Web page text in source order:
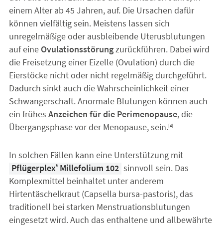
einem Alter ab 45 Jahren, auf. Die Ursachen dafür
können vielfältig sein. Meistens lassen sich
unregelmäßige oder ausbleibende Uterusblutungen
auf eine Ovulationsstörungzurückführen. Dabei wird
die Freisetzung einer Eizelle (Ovulation) durch die
Eierstöcke nicht oder nicht regelmäßig durchgeführt.
Dadurch sinkt auch die Wahrscheinlichkeit einer
Schwangerschaft. Anormale Blutungen können auch
ein frühes Anzeichen für die Perimenopause, die
Übergangsphase vor der Menopause, sein.[4]
In solchen Fällen kann eine Unterstützung mit
Pflügerplex® Millefolium 102 sinnvoll sein. Das
Komplexmittel beinhaltet unter anderem
Hirtentäschelkraut (Capsella bursa-pastoris), das
traditionell bei starken Menstruationsblutungen
eingesetzt wird. Auch das enthaltene und allbewährte